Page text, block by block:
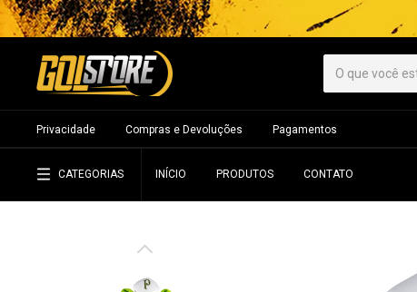
Privacidade Compras e Devoluções Pagamentos
CATEGORIAS INÍCIO PRODUTOS CONTATO